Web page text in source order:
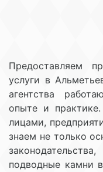
Предоставляем
услуги в
агентства
опыте и
лицами,
знаем не только
подводные камни